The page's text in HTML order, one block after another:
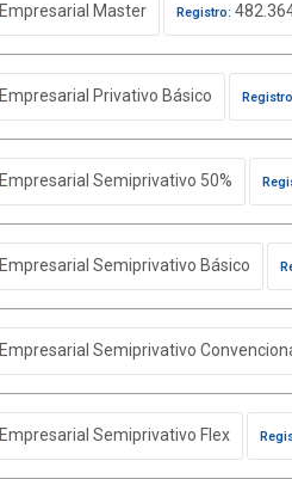
Empresarial Master Registro:
Empresarial Privativo Básico
Empresarial Semiprivativo 50%
Empresarial Semiprivativo Básico
Empresarial Semiprivativo
Empresarial Semiprivativo Flex